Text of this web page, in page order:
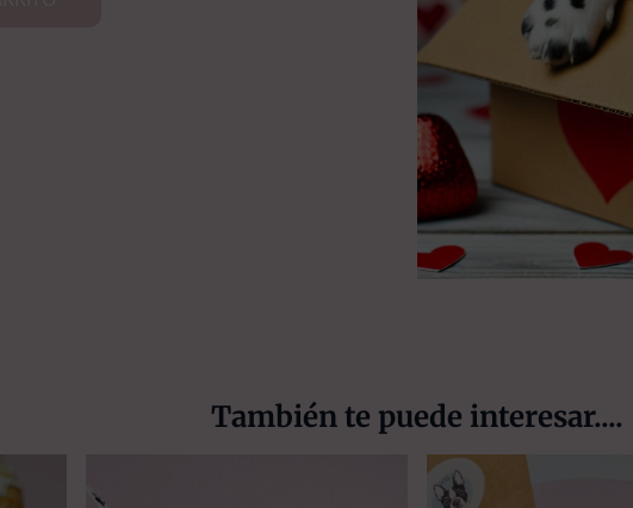
También te puede interesar....